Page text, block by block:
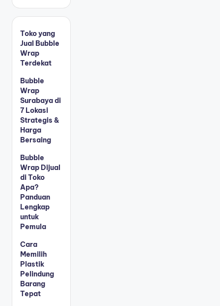
Toko yang
Jual Bubble
Wrap
Terdekat
Bubble
Wrap
Surabaya di
7 Lokasi
Strategis &
Harga
Bersaing
Bubble
Wrap Dijual
di Toko
Apa?
Panduan
Lengkap
untuk
Pemula
Cara
Memilih
Plastik
Pelindung
Barang
Tepat